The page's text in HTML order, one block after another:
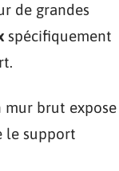
de grandes
spécifiquement
mur brut expose
le support